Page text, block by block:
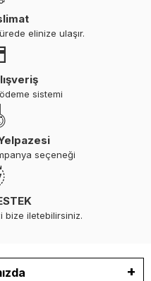
elinize ulaşır.
sistemi
seçeneği
bize iletebilirsiniz.